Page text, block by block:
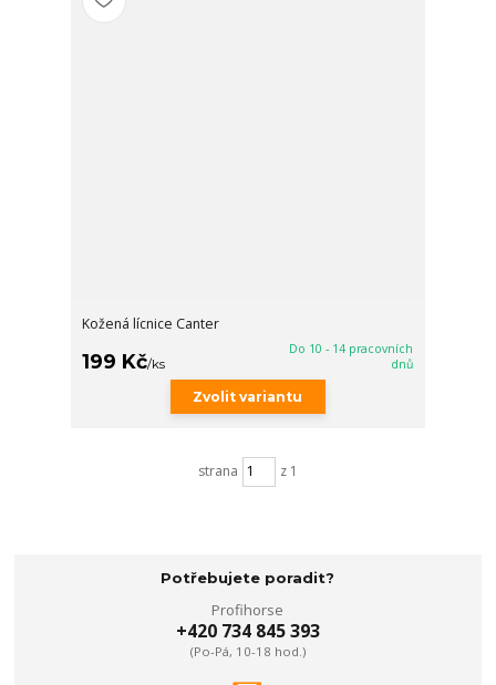
Kožená lícnice Canter
199 Kč/ks
Do 10 - 14 pracovních
dnů
Zvolit variantu
strana z 1
Potřebujete poradit?
Profihorse
+420 734 845 393
(Po-Pá, 10-18 hod.)